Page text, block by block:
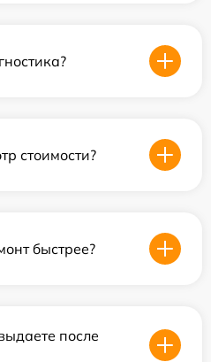
стоимости?
быстрее?
после